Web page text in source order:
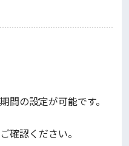
間の設定が可能です。
確認ください。